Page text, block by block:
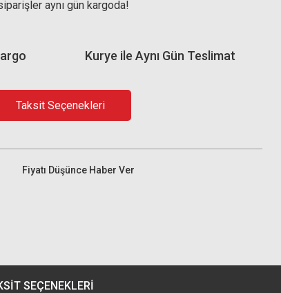
aynı gün kargoda!
Kurye ile Aynı Gün Teslimat
Taksit Seçenekleri
Fiyatı Düşünce Haber Ver
SEÇENEKLERI